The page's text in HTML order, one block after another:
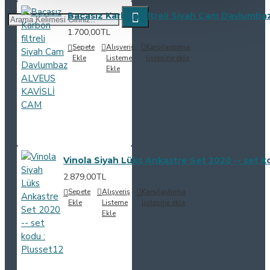
Bacasız Karbon filtreli Siyah Cam
1.700,00TL
Sepete
Ekle
Alışveriş
Listeme
Ekle
Karşılaştırma
listesine ekle
Vinola Siyah Lüks Ankastre Set 2020 -- set
2.879,00TL
Sepete
Ekle
Alışveriş
Listeme
Ekle
Karşılaştırma
listesine ekle